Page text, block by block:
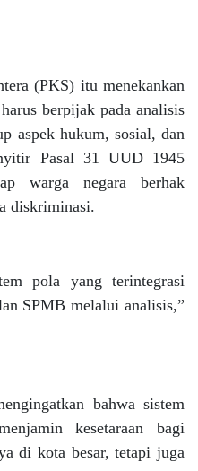
(PKS) itu menekankan
berpijak pada analisis
aspek hukum, sosial, dan
Pasal 31 UUD 1945
warga negara berhak
diskriminasi.
pola yang terintegrasi
SPMB melalui analisis,”
bahwa sistem
kesetaraan bagi
di kota besar, tetapi juga